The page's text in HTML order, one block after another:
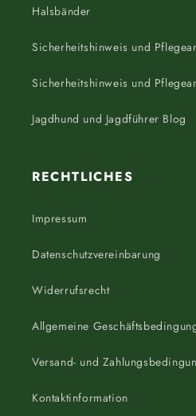
Halsbänder
Sicherheitshinweis und
Sicherheitshinweis und
Jagdhund und Jagdführer Blog
RECHTLICHES
Impressum
Datenschutzvereinbarung
Widerrufsrecht
Allgemeine
Versand- und
Kontaktinformation